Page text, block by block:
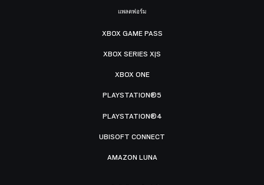
แพลตฟอร์ม
XBOX GAME PASS
XBOX SERIES X|S
XBOX ONE
PLAYSTATION®5
PLAYSTATION®4
UBISOFT CONNECT
AMAZON LUNA